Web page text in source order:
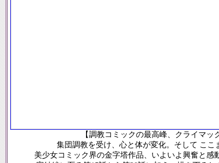
【調教コミックの最高峰、クライマッ
集団調教を受け、心と体が変化。そして ここ
美少女コミック界の金字塔作品、いよいよ興奮と感